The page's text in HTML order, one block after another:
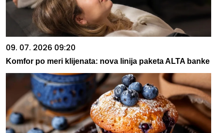
09. 07. 2026 09:20
Komfor po meri klijenata: nova linija paketa ALTA banke